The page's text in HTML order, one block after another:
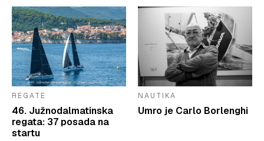
REGATE
46. Južnodalmatinska
regata: 37 posada na
startu
NAUTIKA
Umro je Carlo Borlenghi